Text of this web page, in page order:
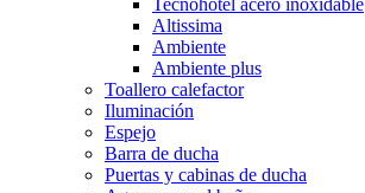
Tecnohotel acero inoxidable
Altissima
Ambiente
Ambiente plus
Toallero calefactor
Iluminación
Espejo
Barra de ducha
Puertas y cabinas de ducha